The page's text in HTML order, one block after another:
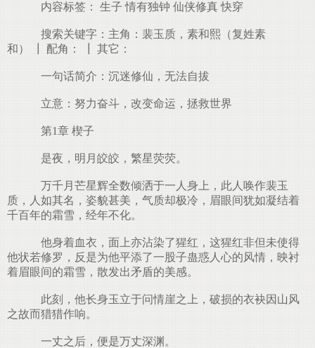
内容标签： 生子 情有独钟 仙侠修真 快穿
搜索关键字：主角：裴玉质，素和熙（复姓素
和） ┃ 配角： ┃ 其它：
一句话简介：沉迷修仙，无法自拔
立意：努力奋斗，改变命运，拯救世界
第1章 楔子
是夜，明月皎皎，繁星荧荧。
万千月芒星辉全数倾洒于一人身上，此人唤作裴玉
质，人如其名，姿貌甚美，气质却极冷，眉眼间犹如凝结着
千百年的霜雪，经年不化。
他身着血衣，面上亦沾染了猩红，这猩红非但未使得
他状若修罗，反是为他平添了一股子蛊惑人心的风情，映衬
着眉眼间的霜雪，散发出矛盾的美感。
此刻，他长身玉立于问情崖之上，破损的衣袂因山风
之故而猎猎作响。
一丈之后，便是万丈深渊。